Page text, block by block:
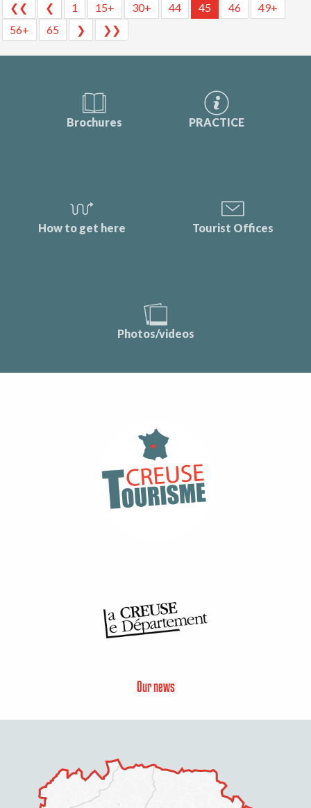
❮❮ ❮ 1 15+ 30+ 44 45 46
49+
56+
65 ❯ ❯❯
Brochures PRACTICE
How to get here Tourist Offices
Photos/videos
Our news